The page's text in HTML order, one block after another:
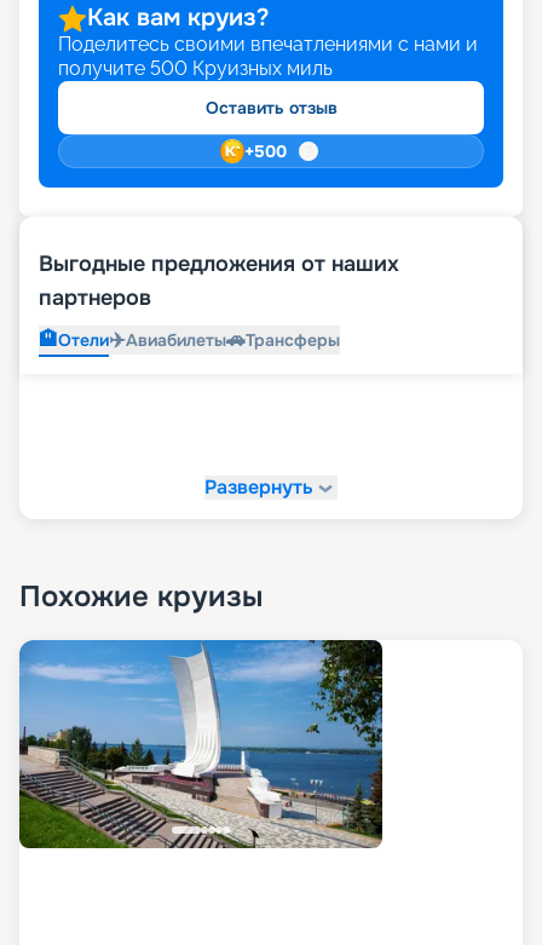
Как вам круиз?
Поделитесь своими впечатлениями с нами и
получите 500 Круизных миль
Оставить отзыв
+500
Выгодные предложения от наших
партнеров
🏨Отели✈️Авиабилеты🚗Трансферы
Развернуть
Похожие круизы